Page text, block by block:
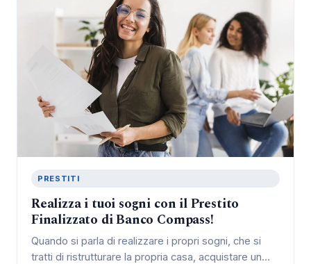
PRESTITI
Realizza i tuoi sogni con il Prestito
Finalizzato di Banco Compass!
Quando si parla di realizzare i propri sogni, che si
tratti di ristrutturare la propria casa, acquistare un…